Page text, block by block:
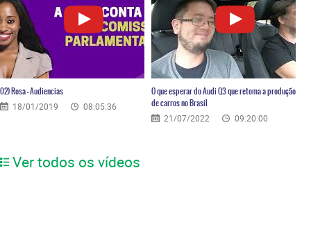
02) Rosa – Audiencias
18/01/2019 08:05:36
O que esperar do Audi Q3 que retoma a produção
de carros no Brasil
21/07/2022 09:20:00
Ver todos os vídeos